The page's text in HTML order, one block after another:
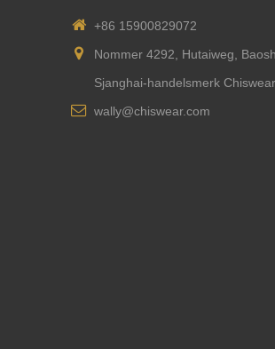
+86 15900829072
Nommer 4292, Hutaiweg,
Sjanghai-handelsmerk Chiswear
wally@chiswear.com